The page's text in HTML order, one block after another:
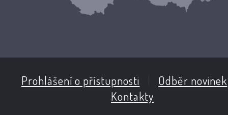
Prohlášení o přístupnosti Odběr novinek
Kontakty